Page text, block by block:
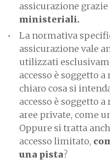
assicurazione grazie
ministeriali.
La normativa
assicurazione vale
utilizzati
accesso è soggetto
chiaro cosa si
accesso è soggetto
aree private, come
Oppure si tratta
accesso limitato,
una pista?